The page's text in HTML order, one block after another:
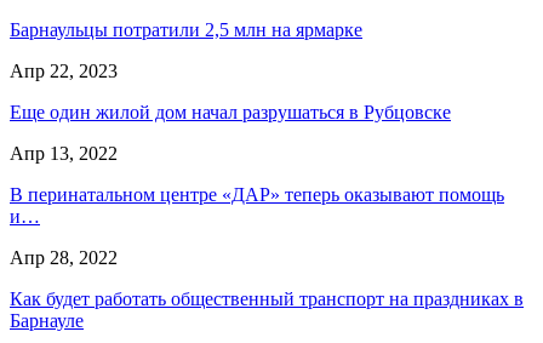
Барнаульцы потратили 2,5 млн на ярмарке
Апр 22, 2023
Еще один жилой дом начал разрушаться в Рубцовске
Апр 13, 2022
В перинатальном центре «ДАР» теперь оказывают помощь
и…
Апр 28, 2022
Как будет работать общественный транспорт на праздниках в
Барнауле